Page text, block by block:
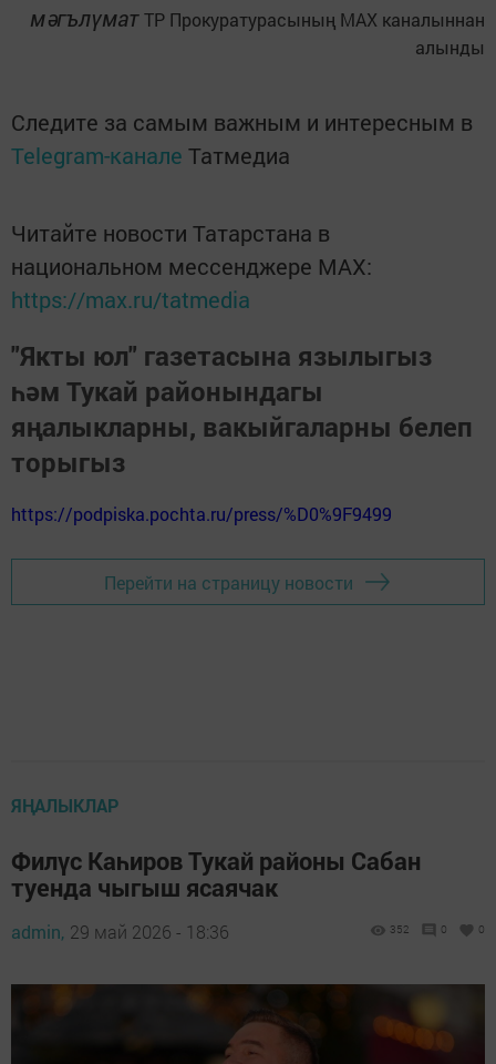
мәгълүматТР Прокуратурасының МАХ каналыннан
алынды
Следите за самым важным и интересным в
Telegram-канале Татмедиа
Читайте новости Татарстана в
национальном мессенджере MАХ:
https://max.ru/tatmedia
"Якты юл" газетасына язылыгыз
һәм Тукай районындагы
яңалыкларны, вакыйгаларны белеп
торыгыз
https://podpiska.pochta.ru/press/%D0%9F9499
Перейти на страницу новости
ЯҢАЛЫКЛАР
Филүс Каһиров Тукай районы Сабан
туенда чыгыш ясаячак
admin, 29 май 2026 - 18:36 352 0 0